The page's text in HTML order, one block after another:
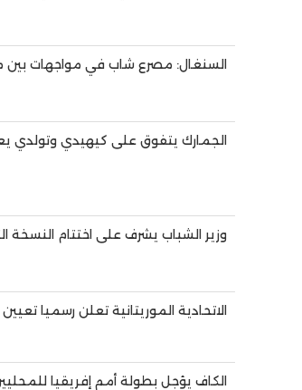
السنغال: مصرع شاب في مواجهات
الجمارك يتفوق على كيهيدي وتولدي
وزير الشباب يشرف على اختتام النسخة
الاتحادية الموريتانية تعلن رسميا تعيين
الكاف يؤجل بطولة أمم إفريقيا